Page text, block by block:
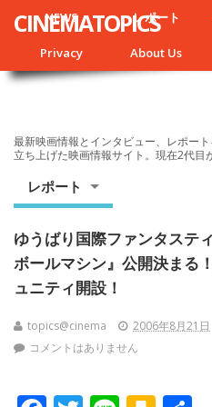
NEWS レポート
Privacy About Us
CINEMATOPICS
最新映画情報とインタビュー、レポー
立ち上げた映画情報サイト。現在2代目
レポート
ゆうばり国際ファンタステ
ボールマシン』公開決まる
ュニティ開設！
topics@cinema 2006年8月21日
コメントはありません